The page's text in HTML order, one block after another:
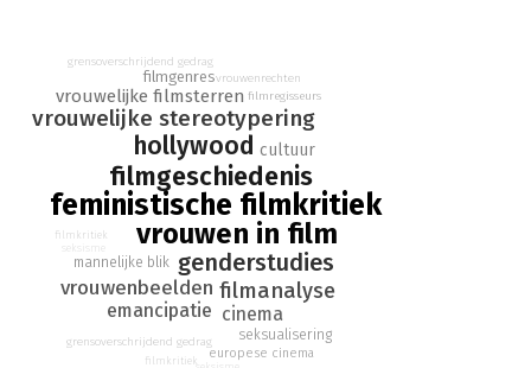
these images and the status of women in society, the stars who
fit these images or defied them, and the attitudes of their
directors.
This new edition features both a new foreword by New York
Times film critic Manohla Dargis and a new introduction from
the author that discusses the book's reception and the
evolution of her views.
feministische filmkritiek
filmgeschiedenis
vrouwen in film
hollywood
genderstudies
vrouwelijke stereotypering
filmanalyse
cinema
emancipatie
vrouwenbeelden
cultuur
vrouwelijke filmsterren
mannelijke blik
filmgenres
seksualisering
vrouwenrechten
filmregisseurs
europese cinema
filmkritiek
grensoverschrijdend gedrag
filmkritiek
grensoverschrijdend gedrag